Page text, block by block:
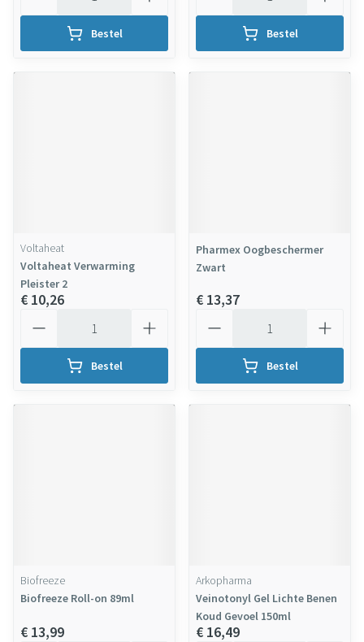
Bestel Bestel
Voltaheat
Voltaheat Verwarming
Pleister 2
€ 10,26
Bestel
Pharmex Oogbeschermer
Zwart
€ 13,37
Bestel
Biofreeze
Biofreeze Roll-on 89ml
€ 13,99
Arkopharma
Veinotonyl Gel Lichte Benen
Koud Gevoel 150ml
€ 16,49